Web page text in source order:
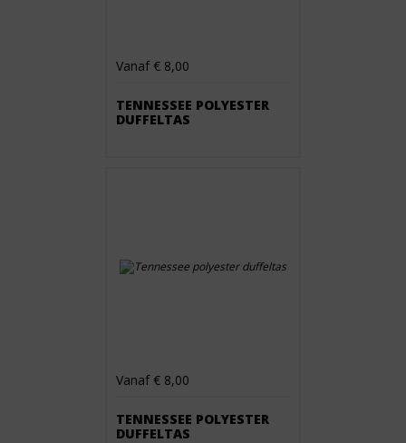
Vanaf € 8,00
TENNESSEE POLYESTER
DUFFELTAS
Vanaf € 8,00
TENNESSEE POLYESTER
DUFFELTAS